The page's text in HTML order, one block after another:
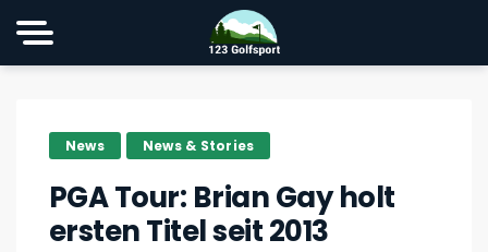
News News & Stories
PGA Tour: Brian Gay holt
ersten Titel seit 2013